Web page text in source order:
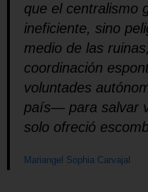
que el centralismo
ineficiente, sino
medio de las ruinas,
coordinación
voluntades
país— para salvar
solo ofreció
Mariangel Sophia Carvajal